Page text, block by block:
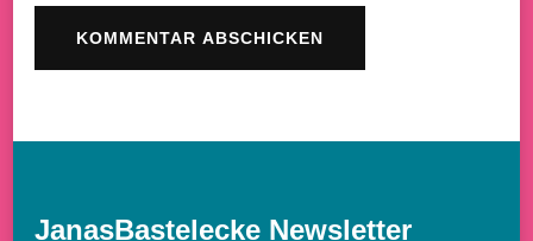
JanasBastelecke Newsletter